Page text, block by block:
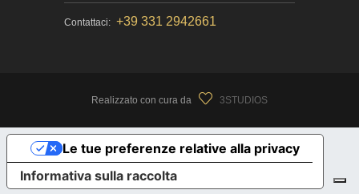
Contattaci: +39 331 2942661
Realizzato con cura da 3STUDIOS
Informativa sulla raccolta
Le tue preferenze relative alla privacy